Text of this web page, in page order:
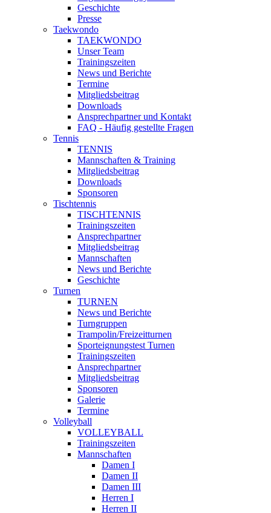
Geschichte
Presse
Taekwondo
TAEKWONDO
Unser Team
Trainingszeiten
News und Berichte
Termine
Mitgliedsbeitrag
Downloads
Ansprechpartner und Kontakt
FAQ - Häufig gestellte Fragen
Tennis
TENNIS
Mannschaften & Training
Mitgliedsbeitrag
Downloads
Sponsoren
Tischtennis
TISCHTENNIS
Trainingszeiten
Ansprechpartner
Mitgliedsbeitrag
Mannschaften
News und Berichte
Geschichte
Turnen
TURNEN
News und Berichte
Turngruppen
Trampolin/Freizeitturnen
Sporteignungstest Turnen
Trainingszeiten
Ansprechpartner
Mitgliedsbeitrag
Sponsoren
Galerie
Termine
Volleyball
VOLLEYBALL
Trainingszeiten
Mannschaften
Damen I
Damen II
Damen III
Herren I
Herren II